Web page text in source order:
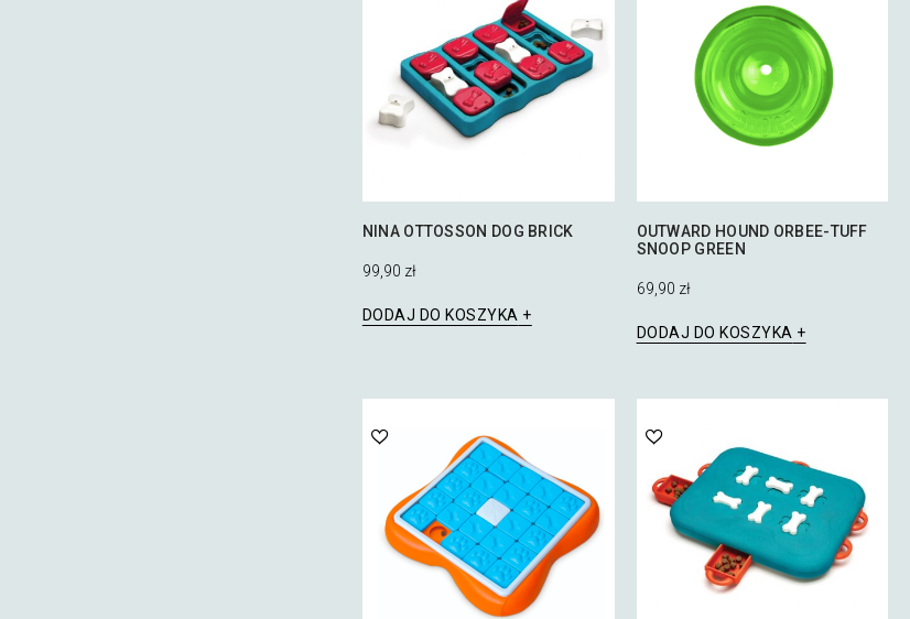
wybrać
na
stronie
produktu
NINA OTTOSSON DOG BRICK
99,90 zł
DODAJ DO KOSZYKA
OUTWARD HOUND ORBEE-TUFF
SNOOP GREEN
69,90 zł
DODAJ DO KOSZYKA